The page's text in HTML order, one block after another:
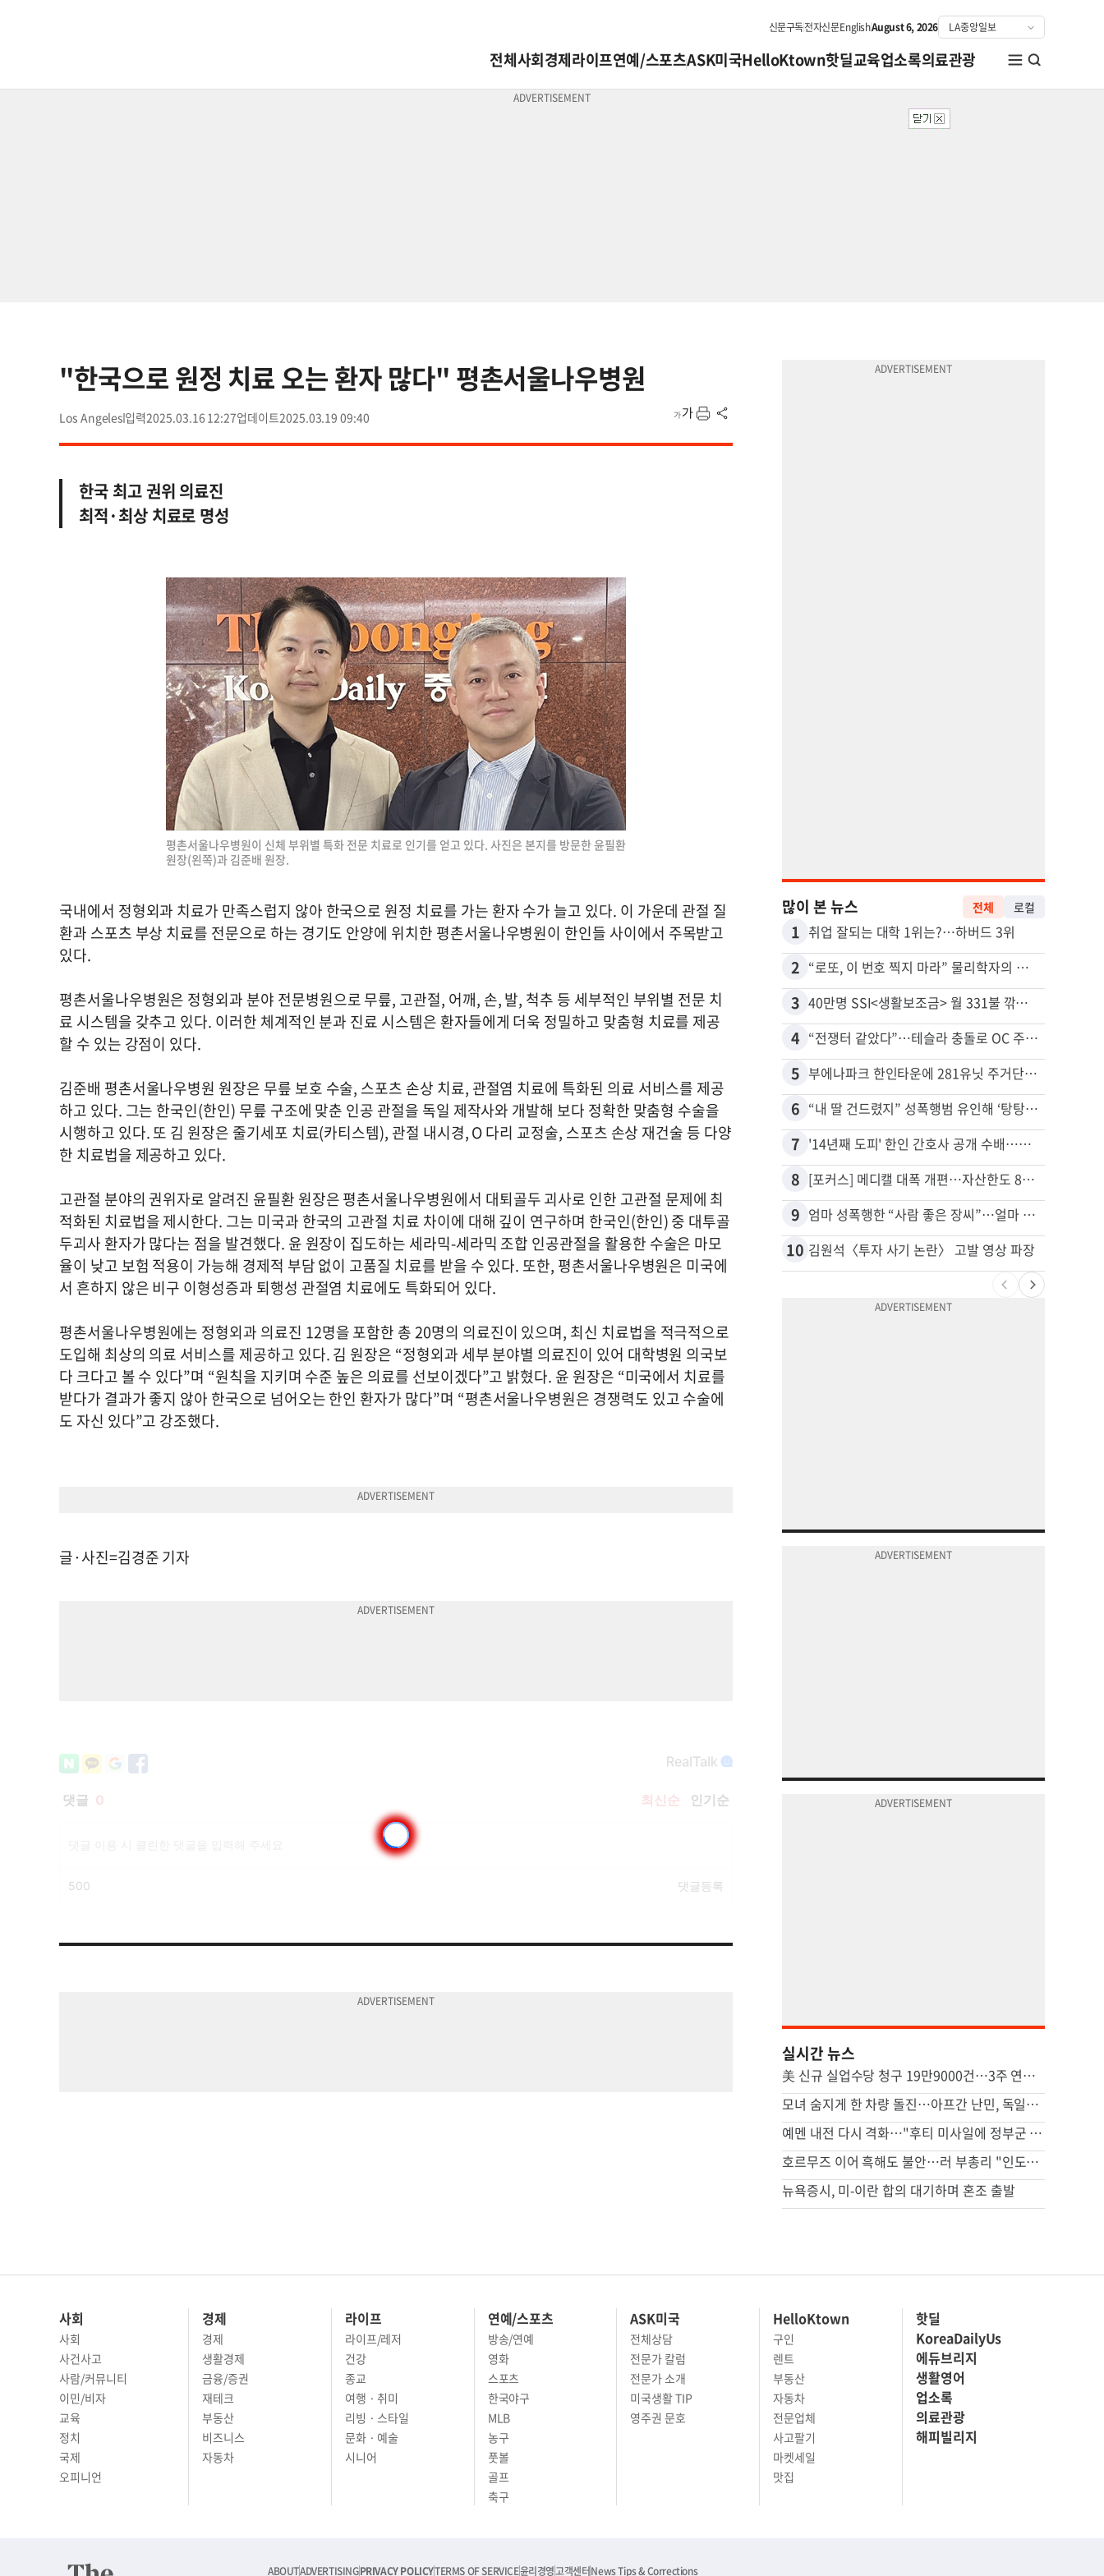
신문구독전자신문EnglishAugust 6, 2026
전체사회경제라이프연예/스포츠ASK미국HelloKtown핫딜교육업소록의료관광
"한국으로 원정 치료 오는 환자 많다" 평촌서울나우병원
Los Angeles 2025.03.16 12:27 2025.03.19 09:40
한국 최고 권위 의료진
최적·최상 치료로 명성
평촌서울나우병원이 신체 부위별 특화 전문 치료로 인기를 얻고 있다. 사진은 본지를 방문한 윤필환
원장(왼쪽)과 김준배 원장.
국내에서 정형외과 치료가 만족스럽지 않아 한국으로 원정 치료를 가는 환자 수가 늘고 있다. 이 가운데 관절 질
환과 스포츠 부상 치료를 전문으로 하는 경기도 안양에 위치한 평촌서울나우병원이 한인들 사이에서 주목받고
있다.
평촌서울나우병원은 정형외과 분야 전문병원으로 무릎, 고관절, 어깨, 손, 발, 척추 등 세부적인 부위별 전문 치
료 시스템을 갖추고 있다. 이러한 체계적인 분과 진료 시스템은 환자들에게 더욱 정밀하고 맞춤형 치료를 제공
할 수 있는 강점이 있다.
김준배 평촌서울나우병원 원장은 무릎 보호 수술, 스포츠 손상 치료, 관절염 치료에 특화된 의료 서비스를 제공
하고 있다. 그는 한국인(한인) 무릎 구조에 맞춘 인공 관절을 독일 제작사와 개발해 보다 정확한 맞춤형 수술을
시행하고 있다. 또 김 원장은 줄기세포 치료(카티스템), 관절 내시경, O 다리 교정술, 스포츠 손상 재건술 등 다양
한 치료법을 제공하고 있다.
고관절 분야의 권위자로 알려진 윤필환 원장은 평촌서울나우병원에서 대퇴골두 괴사로 인한 고관절 문제에 최
적화된 치료법을 제시한다. 그는 미국과 한국의 고관절 치료 차이에 대해 깊이 연구하며 한국인(한인) 중 대투골
두괴사 환자가 많다는 점을 발견했다. 윤 원장이 집도하는 세라믹-세라믹 조합 인공관절을 활용한 수술은 마모
율이 낮고 보험 적용이 가능해 경제적 부담 없이 고품질 치료를 받을 수 있다. 또한, 평촌서울나우병원은 미국에
서 흔하지 않은 비구 이형성증과 퇴행성 관절염 치료에도 특화되어 있다.
평촌서울나우병원에는 정형외과 의료진 12명을 포함한 총 20명의 의료진이 있으며, 최신 치료법을 적극적으로
도입해 최상의 의료 서비스를 제공하고 있다. 김 원장은 “정형외과 세부 분야별 의료진이 있어 대학병원 의국보
다 크다고 볼 수 있다”며 “원칙을 지키며 수준 높은 의료를 선보이겠다”고 밝혔다. 윤 원장은 “미국에서 치료를
받다가 결과가 좋지 않아 한국으로 넘어오는 한인 환자가 많다”며 “평촌서울나우병원은 경쟁력도 있고 수술에
도 자신 있다”고 강조했다.
글·사진=김경준 기자
많이 본 뉴스 전체 로컬
1 취업 잘되는 대학 1위는?…하버드 3위
2 “로또, 이 번호 찍지 마라” 물리학자의 당첨금 높이는 비밀
3 40만명 SSI<생활보조금> 월 331불 깎이나
4 “전쟁터 같았다”…테슬라 충돌로 OC 주택 4채 파손
5 부에나파크 한인타운에 281유닛 주거단지 들어선다
6 “내 딸 건드렸지” 성폭행범 유인해 ‘탕탕’…아빠의 복수 결말
7 '14년째 도피' 한인 간호사 공개 수배…메디케어 사기 유죄
8 [포커스] 메디캘 대폭 개편…자산한도 84% 축소
9 엄마 성폭행한 “사람 좋은 장씨”…얼마 뒤 딸 배도 불러왔다
10 김원석〈투자 사기 논란〉 고발 영상 파장
실시간 뉴스
美 신규 실업수당 청구 19만9000건…3주 연속 20만명 하회
모녀 숨지게 한 차량 돌진…아프간 난민, 독일서 종신형
예멘 내전 다시 격화…"후티 미사일에 정부군 최소 30명 사망"
호르무즈 이어 흑해도 불안…러 부총리 "인도양 연결 철도 필요"
뉴욕증시, 미-이란 합의 대기하며 혼조 출발
사회
사회
사건사고
사람/커뮤니티
이민/비자
교육
정치
국제
경제
경제
생활경제
금융/증권
재테크
부동산
비즈니스
라이프
라이프/레저
건강
종교
여행 · 취미
리빙 · 스타일
문화 · 예술
연예/스포츠
방송/연예
영화
스포츠
한국야구
MLB
농구
풋볼
골프
ASK미국
전체상담
전문가 칼럼
전문가 소개
미국생활 TIP
HelloKtown
구인
렌트
부동산
자동차
전문업체
사고팔기
마켓세일
핫딜
KoreaDailyUs
에듀브리지
생활영어
업소록
의료관광